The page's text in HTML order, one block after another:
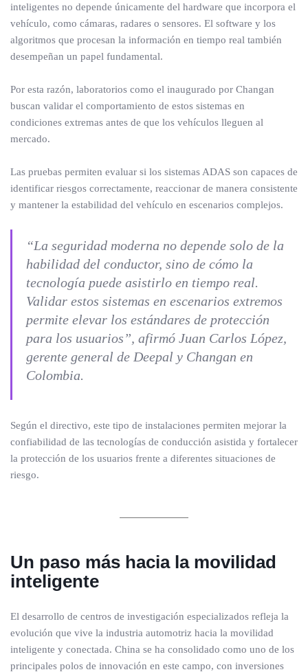
inteligentes no depende únicamente del hardware que incorpora el
vehículo, como cámaras, radares o sensores. El software y los
algoritmos que procesan la información en tiempo real también
desempeñan un papel fundamental.
Por esta razón, laboratorios como el inaugurado por Changan
buscan validar el comportamiento de estos sistemas en
condiciones extremas antes de que los vehículos lleguen al
mercado.
Las pruebas permiten evaluar si los sistemas ADAS son capaces de
identificar riesgos correctamente, reaccionar de manera consistente
y mantener la estabilidad del vehículo en escenarios complejos.
“La seguridad moderna no depende solo de la
habilidad del conductor, sino de cómo la
tecnología puede asistirlo en tiempo real.
Validar estos sistemas en escenarios extremos
permite elevar los estándares de protección
para los usuarios”, afirmó Juan Carlos López,
gerente general de Deepal y Changan en
Colombia.
Según el directivo, este tipo de instalaciones permiten mejorar la
confiabilidad de las tecnologías de conducción asistida y fortalecer
la protección de los usuarios frente a diferentes situaciones de
riesgo.
Un paso más hacia la movilidad
inteligente
El desarrollo de centros de investigación especializados refleja la
evolución que vive la industria automotriz hacia la movilidad
inteligente y conectada. China se ha consolidado como uno de los
principales polos de innovación en este campo, con inversiones